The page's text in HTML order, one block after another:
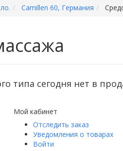
Camillen 60, Германия
типа сегодня нет в
Мой кабинет
Отследить заказ
Уведомления о товарах
Войти